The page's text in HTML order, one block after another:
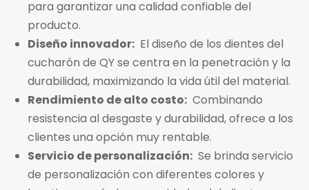
para garantizar una calidad confiable del
producto.
Diseño innovador: El diseño de los dientes del
cucharón de QY se centra en la penetración y la
durabilidad, maximizando la vida útil del material.
Rendimiento de alto costo: Combinando
resistencia al desgaste y durabilidad, ofrece a los
clientes una opción muy rentable.
Servicio de personalización: Se brinda servicio
de personalización con diferentes colores y